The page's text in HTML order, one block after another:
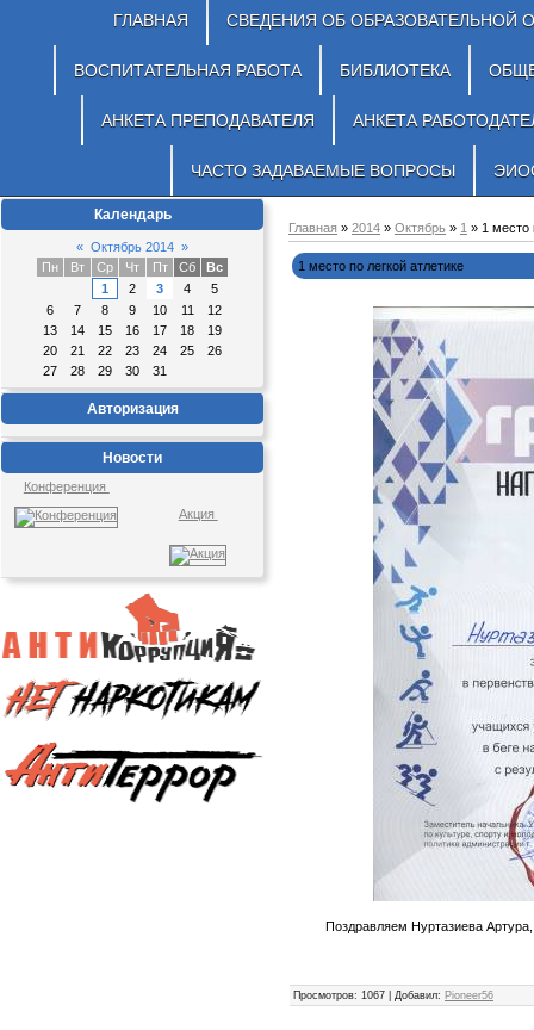
ГЛАВНАЯ СВЕДЕНИЯ ОБ ОБРАЗОВАТЕЛЬНОЙ
ВОСПИТАТЕЛЬНАЯ РАБОТА БИБЛИОТЕКА
АНКЕТА ПРЕПОДАВАТЕЛЯ АНКЕТА
ЧАСТО ЗАДАВАЕМЫЕ ВОПРОСЫ
Календарь
« Октябрь 2014 »
Пн
Вт Ср Чт Пт Сб
Вс
1
2 3 4
5
6
7 8 9 10 11
12
13
14 15 16 17 18
19
20
21 22 23 24 25
26
27
28 29 30 31
Авторизация
Новости
Конференция
Акция
Главная » 2014 » Октябрь » 1 » 1 место
1 место по легкой атлетике
Поздравляем Нуртазиева
Просмотров: 1067 | Добавил: Pioneer56